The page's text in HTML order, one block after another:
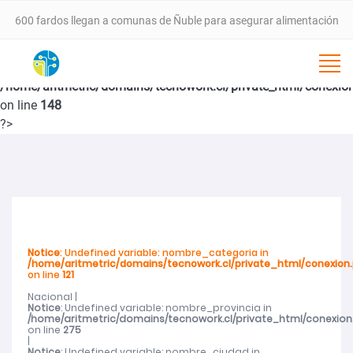
600 fardos llegan a comunas de Ñuble para asegurar alimentación
VALLE DEL ITATA PROYECTA NUEVA ETAPA DE DESARROLLO CON
Programa 4 a 7 del SernamEG abre postulaciones para apoyar a
mujeres trabajadoras en el cuidado de niñas y niños
SernamEG Ñuble logra condena de 20 años de cárcel por caso de
Notice: Undefined variable: nombre_subcategoria in
/home/aritmetric/domains/tecnowork.cl/private_html/
on line 148
?>
Notice: Undefined variable: nombre_categoria in
/home/aritmetric/domains/tecnowork.cl/private_html/
on line 121
Nacional |
Notice: Undefined variable: nombre_provincia in
/home/aritmetric/domains/tecnowork.cl/private_html/
on line 275
|